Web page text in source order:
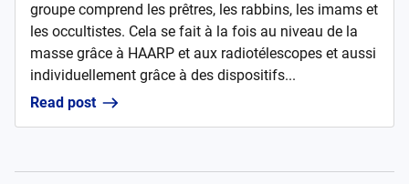
groupe comprend les prêtres, les rabbins, les imams et
les occultistes. Cela se fait à la fois au niveau de la
masse grâce à HAARP et aux radiotélescopes et aussi
individuellement grâce à des dispositifs...
Read post